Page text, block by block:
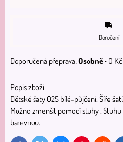
Doručení
Osobně•0 Kč
Popis zboží
Dětské šaty 025 bílé-půjčení. Šíře
Možno zmenšit pomocí stuhy .
barevnou.